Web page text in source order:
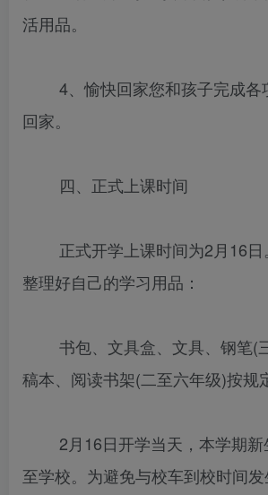
活用品。
4、愉快回家您和孩子完成各
回家。
四、正式上课时间
正式开学上课时间为2月16日
整理好自己的学习用品：
书包、文具盒、文具、钢笔(
稿本、阅读书架(二至六年级)按规
2月16日开学当天，本学期新
至学校。为避免与校车到校时间